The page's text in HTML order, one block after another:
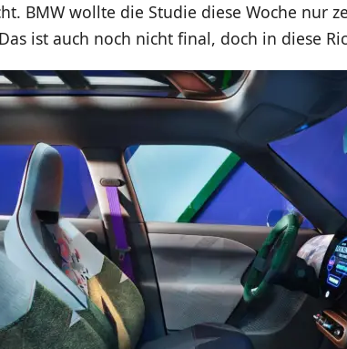
BMW wollte die Studie diese Woche nur
ist auch noch nicht final, doch in diese